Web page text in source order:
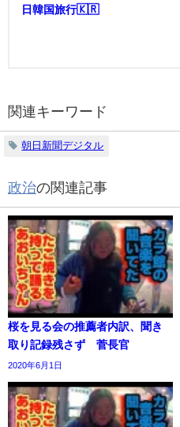
日韓国旅行🇰🇷
関連キーワード
朝日新聞デジタル
政治の関連記事
桜を見る会の推薦者内訳、聞き
取り記録残さず 菅長官
2020年6月1日